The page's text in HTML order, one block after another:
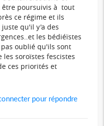
poursuivis à tout
ce régime et ils
qu'il y'a des
les bédiéïstes
oublié qu'ils sont
les soroïstes fescistes
ces priorités et
pour répondre